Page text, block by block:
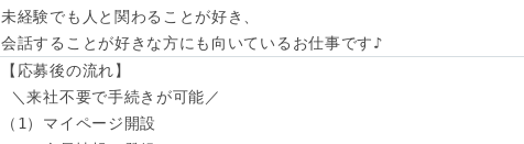
未経験でも人と関わることが好き、
会話することが好きな方にも向いているお仕事です♪
【応募後の流れ】
＼来社不要で手続きが可能／
（1）マイページ開設